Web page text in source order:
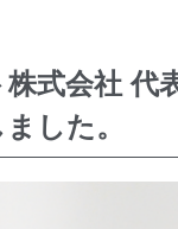
式会社 代
した。